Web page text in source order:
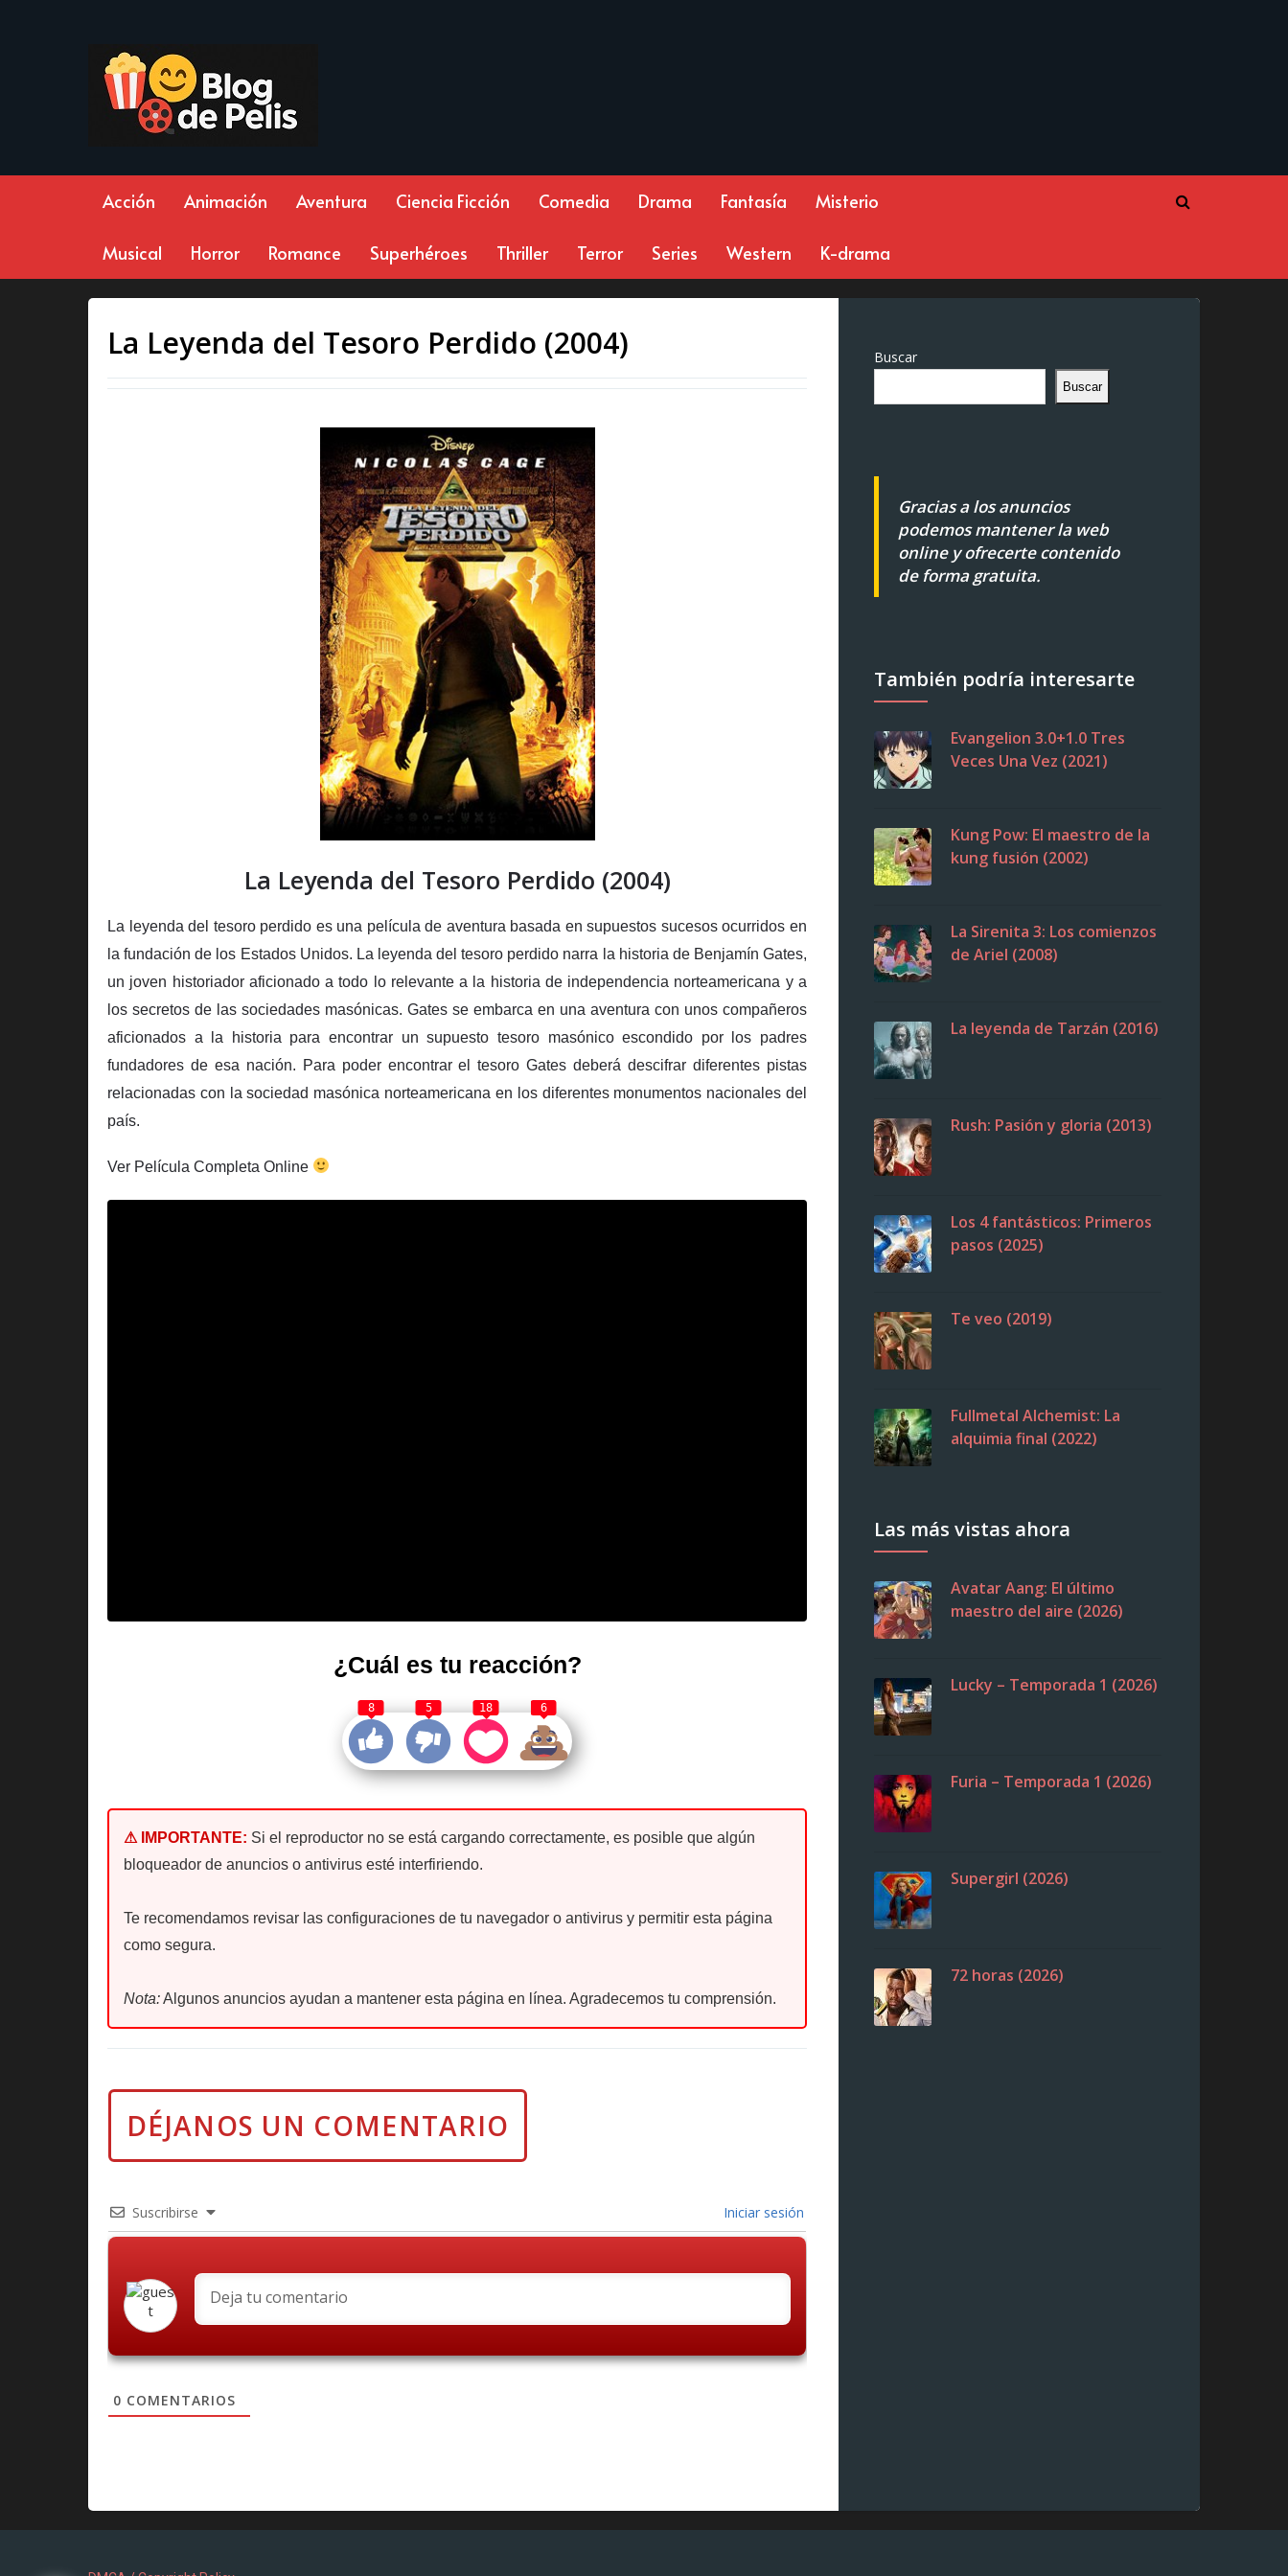
Acción Animación Aventura Ciencia Ficción Comedia Drama Fantasía Misterio
Musical Horror Romance Superhéroes Thriller Terror Series Western K-drama
La Leyenda del Tesoro Perdido (2004)
La Leyenda del Tesoro Perdido (2004)
La leyenda del tesoro perdido es una película de aventura basada en supuestos sucesos ocurridos en
la fundación de los Estados Unidos. La leyenda del tesoro perdido narra la historia de Benjamín Gates,
un joven historiador aficionado a todo lo relevante a la historia de independencia norteamericana y a
los secretos de las sociedades masónicas. Gates se embarca en una aventura con unos compañeros
aficionados a la historia para encontrar un supuesto tesoro masónico escondido por los padres
fundadores de esa nación. Para poder encontrar el tesoro Gates deberá descifrar diferentes pistas
relacionadas con la sociedad masónica norteamericana en los diferentes monumentos nacionales del
país.
Ver Película Completa Online
¿Cuál es tu reacción?
8 5 18 6
⚠ IMPORTANTE: Si el reproductor no se está cargando correctamente, es posible que algún
bloqueador de anuncios o antivirus esté interfiriendo.
Te recomendamos revisar las configuraciones de tu navegador o antivirus y permitir esta página
como segura.
Nota:Algunos anuncios ayudan a mantener esta página en línea. Agradecemos tu comprensión.
Suscribirse Iniciar sesión
0 COMENTARIOS
Buscar
Buscar
Gracias a los anuncios
podemos mantener la web
online y ofrecerte contenido
de forma gratuita.
También podría interesarte
Evangelion 3.0+1.0 Tres
Veces Una Vez (2021)
Kung Pow: El maestro de la
kung fusión (2002)
La Sirenita 3: Los comienzos
de Ariel (2008)
La leyenda de Tarzán (2016)
Rush: Pasión y gloria (2013)
Los 4 fantásticos: Primeros
pasos (2025)
Te veo (2019)
Fullmetal Alchemist: La
alquimia final (2022)
Las más vistas ahora
Avatar Aang: El último
maestro del aire (2026)
Lucky – Temporada 1 (2026)
Furia – Temporada 1 (2026)
Supergirl (2026)
72 horas (2026)